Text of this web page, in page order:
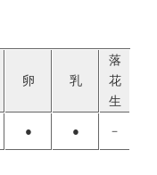
卵 乳
落
花
生
● ● －